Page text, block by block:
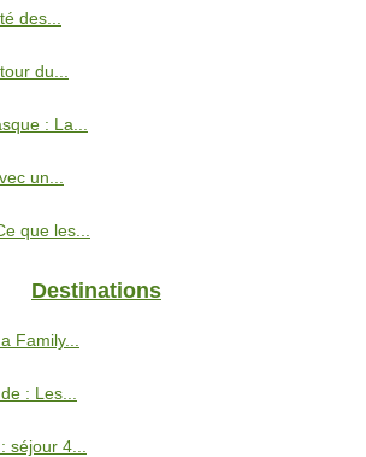
des...
du...
: La...
un...
que les...
Destinations
Family...
: Les...
séjour 4...